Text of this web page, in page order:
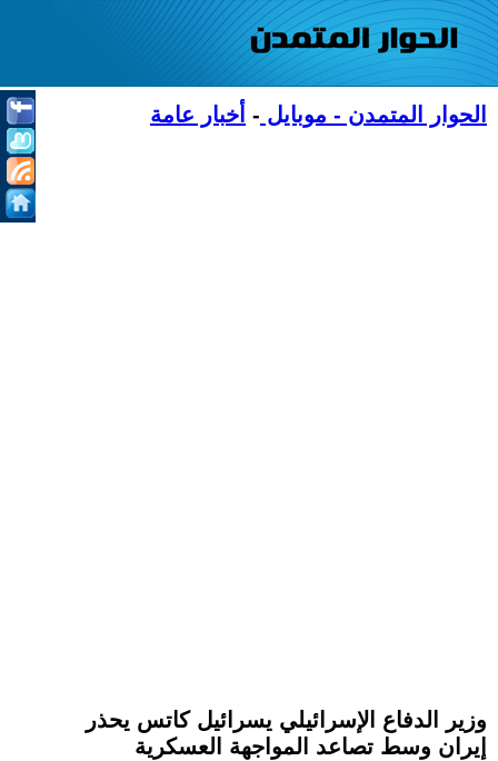
الحوار المتمدن - موبايل - أخبار عامة
وزير الدفاع الإسرائيلي يسرائيل كاتس يحذر
إيران وسط تصاعد المواجهة العسكرية